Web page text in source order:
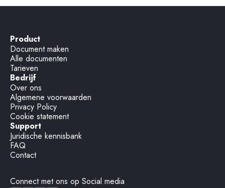
Product
Document maken
Alle documenten
Tarieven
Bedrijf
Over ons
Algemene voorwaarden
Privacy Policy
Cookie statement
Support
Juridische kennisbank
FAQ
Contact
Connect met ons op Social media